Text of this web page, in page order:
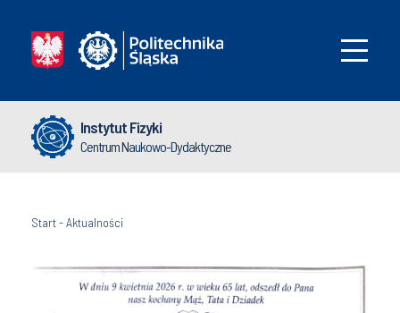
Instytut Fizyki
Centrum Naukowo-Dydaktyczne
Start-Aktualności